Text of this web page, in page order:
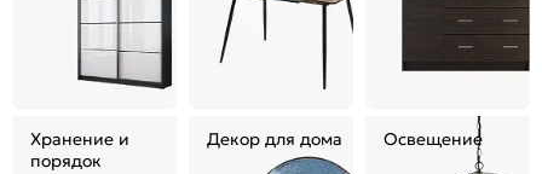
Хранение и
порядок
Декор для дома Освещение